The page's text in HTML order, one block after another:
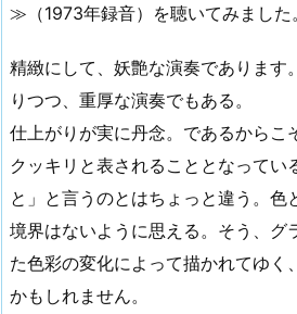
≫（1973年録音）を聴いてみました。
精緻にして、妖艶な演奏であります
りつつ、重厚な演奏でもある。
仕上がりが実に丹念。であるからこ
クッキリと表されることとなってい
と」と言うのとはちょっと違う。色
境界はないように思える。そう、グ
た色彩の変化によって描かれてゆく
かもしれません。